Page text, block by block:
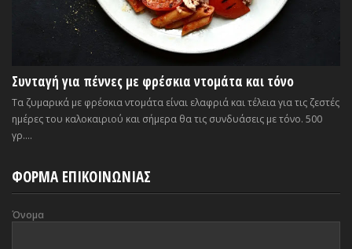
Συνταγή για πέννες με φρέσκια ντομάτα και τόνο
Τα ζυμαρικά με φρέσκια ντομάτα είναι ελαφριά και τέλεια για τις ζεστές
ημέρες του καλοκαιριού και σήμερα θα τις συνδυάσεις με τόνο. 500
γρ....
ΦΟΡΜΑ ΕΠΙΚΟΙΝΩΝΙΑΣ
Όνομα